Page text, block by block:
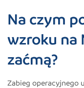
Na czym
wzroku na
zaćmą?
Zabieg operacyjnego